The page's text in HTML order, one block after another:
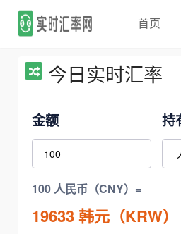
首页
今日实时汇率
金额 持
100 人民币（CNY）=
19633韩元（KRW）